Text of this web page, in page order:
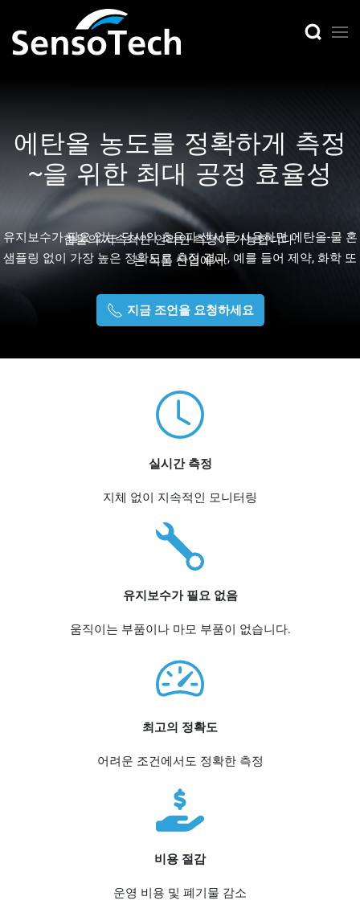
에탄올 농도를 정확하게 측정
~을 위한 최대 공정 효율성
유지보수가 필요 없는 당사의 초음파 센서를 사용하면 에탄올-물 혼
합물의 지속적인 인라인 측정이 가능합니다.
샘플링 없이 가장 높은 정확도로 측정 결과, 예를 들어 제약, 화학 또
는 식품 산업에서.
지금 조언을 요청하세요
실시간 측정
지체 없이 지속적인 모니터링
유지보수가 필요 없음
움직이는 부품이나 마모 부품이 없습니다.
최고의 정확도
어려운 조건에서도 정확한 측정
비용 절감
운영 비용 및 폐기물 감소